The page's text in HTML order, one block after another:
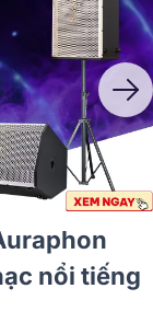
Ra mắt
cùng